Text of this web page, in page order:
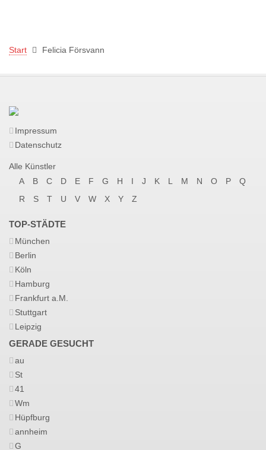
Start Felicia Försvann
Impressum
Datenschutz
Alle Künstler
A
B C D E F G H I J K L M N O P
Q
R
S T U V W X Y Z
TOP-STÄDTE
München
Berlin
Köln
Hamburg
Frankfurt a.M.
Stuttgart
Leipzig
GERADE GESUCHT
au
St
41
Wm
Hüpfburg
annheim
G